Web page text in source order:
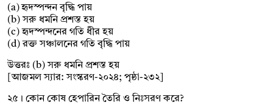
(a) হৃদস্পন্দন বৃদ্ধি পায়
(b) সরু ধমনি প্রশস্ত হয়
(c) হৃদস্পন্দনের গতি ধীর হয়
(d) রক্ত সঞ্চালনের গতি বৃদ্ধি পায়
উত্তরঃ (b) সরু ধমনি প্রশস্ত হয়
[আজমল স্যার: সংস্করণ-২০২৪; পৃষ্ঠা-২৩২]
২৫। কোন কোষ হেপারিন তৈরি ও নিঃসরণ করে?